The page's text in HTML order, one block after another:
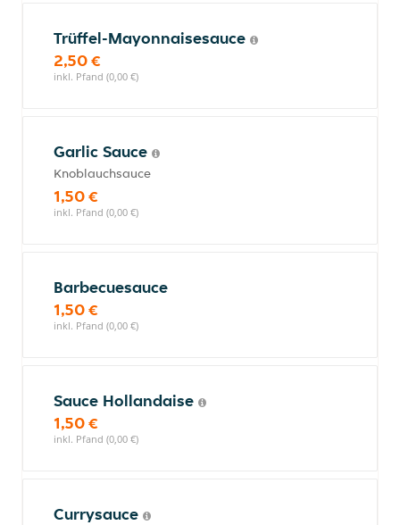
Trüffel-Mayonnaisesauce
2,50 €
inkl. Pfand (0,00 €)
Garlic Sauce
Knoblauchsauce
1,50 €
inkl. Pfand (0,00 €)
Barbecuesauce
1,50 €
inkl. Pfand (0,00 €)
Sauce Hollandaise
1,50 €
inkl. Pfand (0,00 €)
Currysauce